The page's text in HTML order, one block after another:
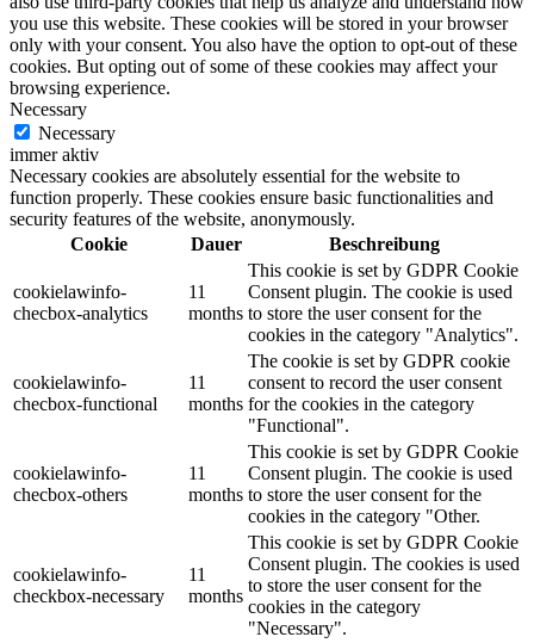
you use this website. These cookies will be stored in your browser
only with your consent. You also have the option to opt-out of these
cookies. But opting out of some of these cookies may affect your
browsing experience.
Necessary
Necessary
immer aktiv
Necessary cookies are absolutely essential for the website to
function properly. These cookies ensure basic functionalities and
security features of the website, anonymously.
Cookie
Dauer Beschreibung
cookielawinfo-
checbox-analytics
11
months
This cookie is set by GDPR Cookie
Consent plugin. The cookie is used
to store the user consent for the
cookies in the category "Analytics".
cookielawinfo-
checbox-functional
11
months
The cookie is set by GDPR cookie
consent to record the user consent
for the cookies in the category
"Functional".
cookielawinfo-
checbox-others
11
months
This cookie is set by GDPR Cookie
Consent plugin. The cookie is used
to store the user consent for the
cookies in the category "Other.
cookielawinfo-
checkbox-necessary
11
months
This cookie is set by GDPR Cookie
Consent plugin. The cookies is used
to store the user consent for the
cookies in the category
"Necessary".